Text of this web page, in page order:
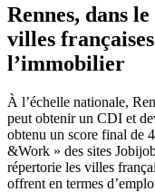
Rennes, dans
villes
l’immobilier
À l’échelle nationale,
peut obtenir un CDI et
obtenu un score final de
&Work » des sites
répertorie les villes
offrent en termes